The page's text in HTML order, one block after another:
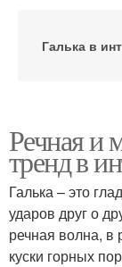
Галька в
Галька в
Речная и
тренд в
Галька – это
ударов друг о
речная волна, в
куски горных